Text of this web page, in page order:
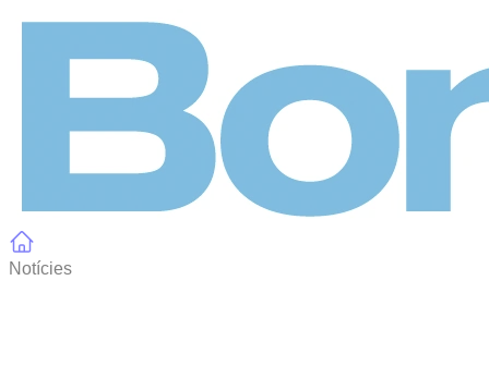
Notícies